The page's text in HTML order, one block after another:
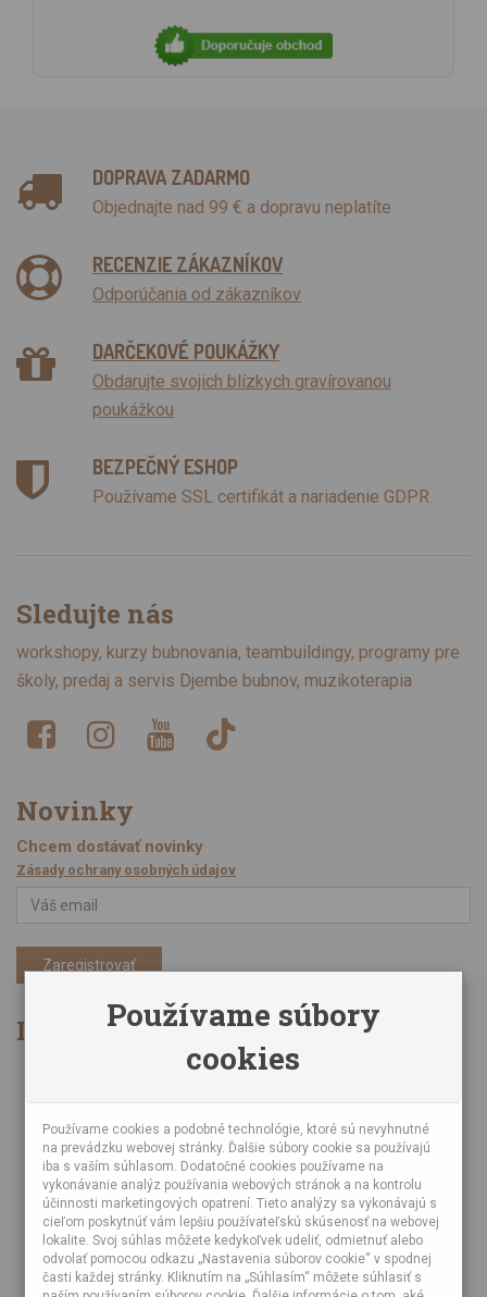
DOPRAVA ZADARMO
Objednajte nad 99 € a dopravu neplatíte
RECENZIE ZÁKAZNÍKOV
Odporúčania od zákazníkov
DARČEKOVÉ POUKÁŽKY
Obdarujte svojich blízkych gravírovanou
poukážkou
BEZPEČNÝ ESHOP
Používame SSL certifikát a nariadenie GDPR.
Sledujte nás
workshopy, kurzy bubnovania, teambuildingy, programy pre
školy, predaj a servis Djembe bubnov, muzikoterapia
Novinky
Chcem dostávať novinky
Zásady ochrany osobných údajov
Zaregistrovať
Informácie
Obchodné podmienky
Online kurzy bubnovania
Podujatia
Teambuildingy pre firmy
Servis bubnov
Foto a video z podujatí
Veľkoobchod
Používame súbory
cookies
Používame cookies a podobné technológie, ktoré sú nevyhnutné
na prevádzku webovej stránky. Ďalšie súbory cookie sa používajú
iba s vaším súhlasom. Dodatočné cookies používame na
vykonávanie analýz používania webových stránok a na kontrolu
účinnosti marketingových opatrení. Tieto analýzy sa vykonávajú s
cieľom poskytnúť vám lepšiu používateľskú skúsenosť na webovej
lokalite. Svoj súhlas môžete kedykoľvek udeliť, odmietnuť alebo
odvolať pomocou odkazu „Nastavenia súborov cookie“ v spodnej
časti každej stránky. Kliknutím na „Súhlasím“ môžete súhlasiť s